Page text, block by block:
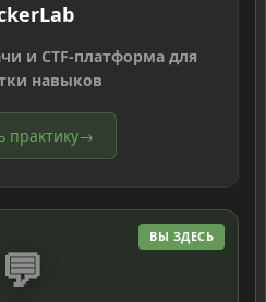
и CTF-платформа для
навыков
практику→
ВЫ ЗДЕСЬ
💬